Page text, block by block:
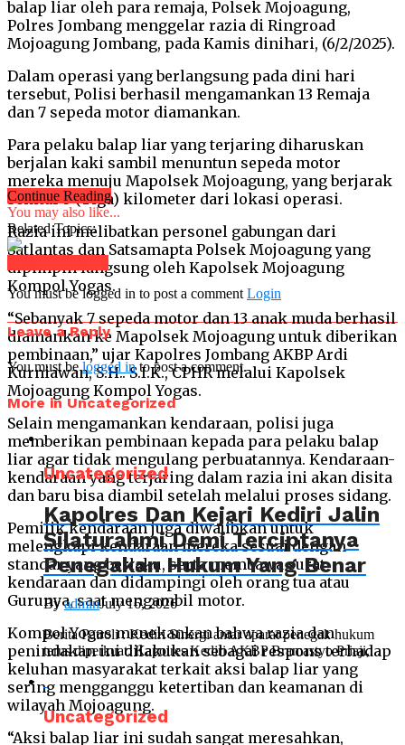
balap liar oleh para remaja, Polsek Mojoagung,
Polres Jombang menggelar razia di Ringroad
Mojoagung Jombang, pada Kamis dinihari, (6/2/2025).
Dalam operasi yang berlangsung pada dini hari
tersebut, Polisi berhasil mengamankan 13 Remaja
dan 7 sepeda motor diamankan.
Para pelaku balap liar yang terjaring diharuskan
berjalan kaki sambil menuntun sepeda motor
mereka menuju Mapolsek Mojoagung, yang berjarak
sekitar 3 (Tiga) kilometer dari lokasi operasi.
Razia ini melibatkan personel gabungan dari
Satlantas dan Satsamapta Polsek Mojoagung yang
dipimpin langsung oleh Kapolsek Mojoagung
Kompol Yogas.
“Sebanyak 7 sepeda motor dan 13 anak muda berhasil
diamankan ke Mapolsek Mojoagung untuk diberikan
pembinaan,” ujar Kapolres Jombang AKBP Ardi
Kurniawan, S.H.. S.I.K., CPHR melalui Kapolsek
Mojoagung Kompol Yogas.
Selain mengamankan kendaraan, polisi juga
memberikan pembinaan kepada para pelaku balap
liar agar tidak mengulang perbuatannya. Kendaraan-
kendaraan yang terjaring dalam razia ini akan disita
dan baru bisa diambil setelah melalui proses sidang.
Pemilik kendaraan juga diwajibkan untuk
melengkapi kendaraan mereka sesuai dengan
standar yang berlaku, serta membawa surat
kendaraan dan didampingi oleh orang tua atau
Gurunya, saat mengambil motor.
Kompol Yogas menekankan bahwa razia dan
penindakan ini dilakukan sebagai respons terhadap
keluhan masyarakat terkait aksi balap liar yang
sering mengganggu ketertiban dan keamanan di
wilayah Mojoagung.
“Aksi balap liar ini sudah sangat meresahkan,
Continue Reading
You may also like...
Related Topics:
You must be logged in to post a comment Login
Leave a Reply
You must belogged into post a comment.
More in Uncategorized
Uncategorized
Kapolres Dan Kejari Kediri Jalin
Silaturahmi Demi Terciptanya
Penegakan Hukum Yang Benar
ByadminJuly 16, 2026
Berita Patroli : Kediri Sinergi antar aparat penegak hukum
terus diperkuat. Kapolres Kediri AKBP Bramastyo Priaji,...
Uncategorized